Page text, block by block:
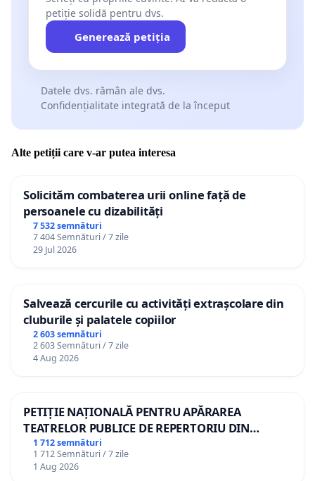
petiție solidă pentru dvs.
Generează petiția
Datele dvs. rămân ale dvs.
Confidențialitate integrată de la început
Alte petiții care v-ar putea interesa
Solicităm combaterea urii online față de
persoanele cu dizabilități
7 532 semnături
7 404 Semnături / 7 zile
29 Jul 2026
Salvează cercurile cu activități extrașcolare din
cluburile și palatele copiilor
2 603 semnături
2 603 Semnături / 7 zile
4 Aug 2026
PETIȚIE NAȚIONALĂ PENTRU APĂRAREA
TEATRELOR PUBLICE DE REPERTORIU DIN
ROMÂNIA
1 712 semnături
1 712 Semnături / 7 zile
1 Aug 2026